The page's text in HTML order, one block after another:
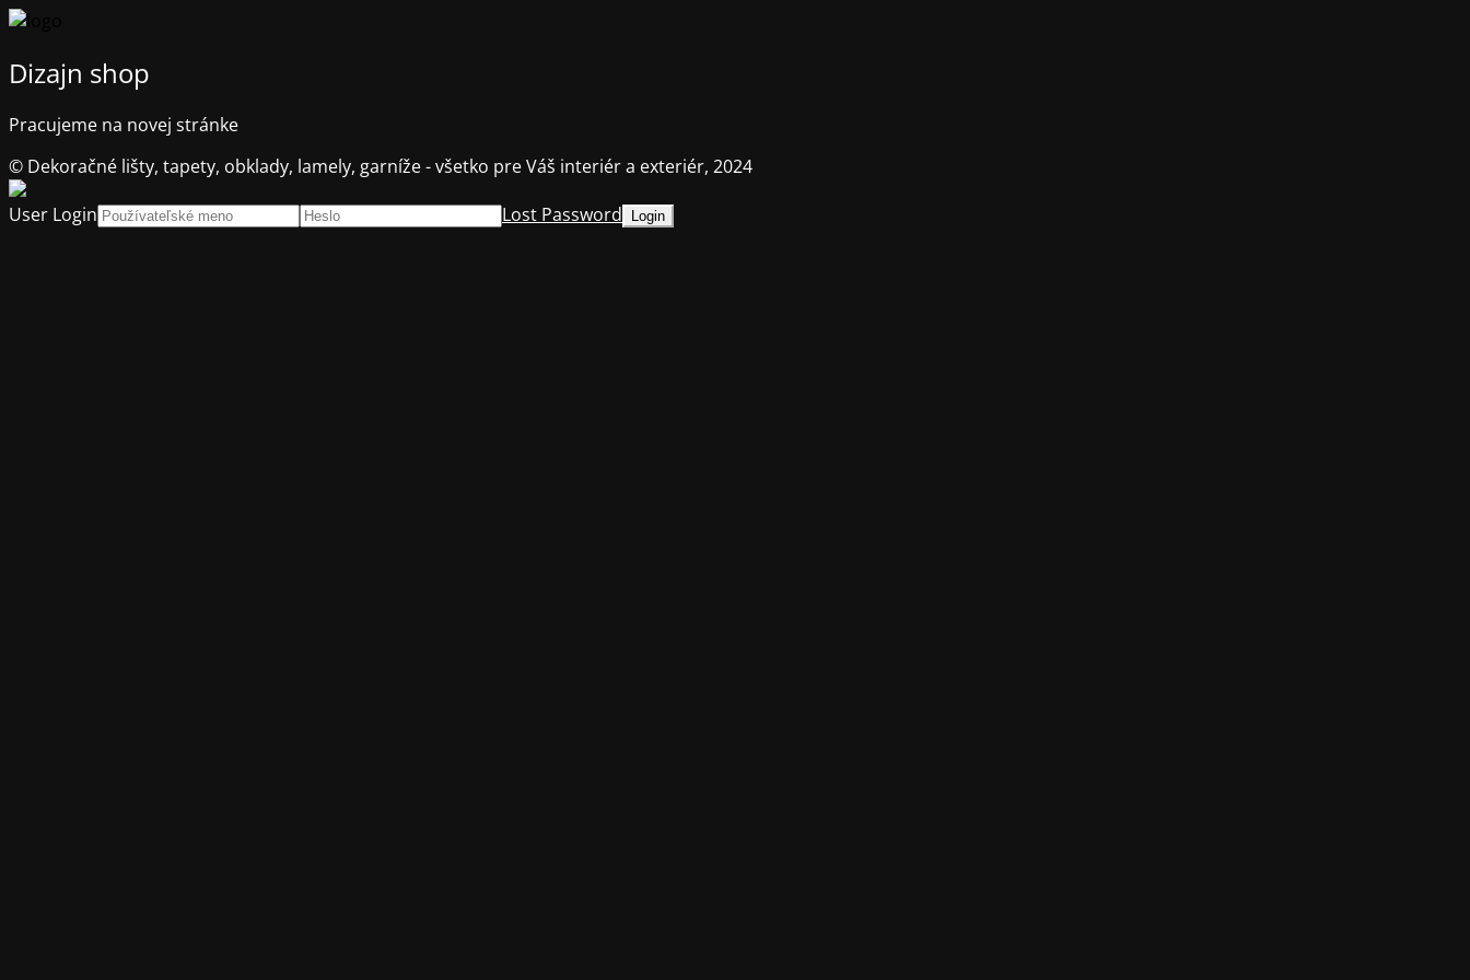
Dizajn shop
Pracujeme na novej stránke
© Dekoračné lišty, tapety, obklady, lamely, garníže - všetko pre Váš interiér a exteriér, 2024
User Login
Lost Password